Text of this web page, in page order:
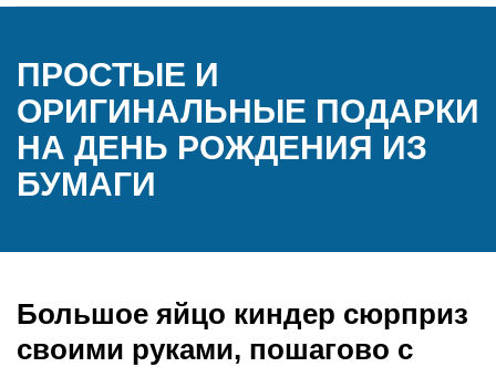
ПРОСТЫЕ И
ОРИГИНАЛЬНЫЕ ПОДАРКИ
НА ДЕНЬ РОЖДЕНИЯ ИЗ
БУМАГИ
Большое яйцо киндер сюрприз
своими руками, пошагово с